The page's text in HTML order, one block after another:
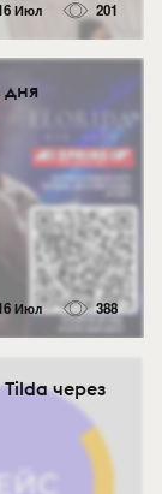
Июл 201
дня
Июл 388
через